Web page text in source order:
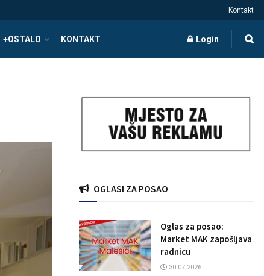
Kontakt
+OSTALO KONTAKT Login
OGLASI ZA POSAO
Oglas za posao:
Market MAK zapošljava
radnicu
30.07.2026.